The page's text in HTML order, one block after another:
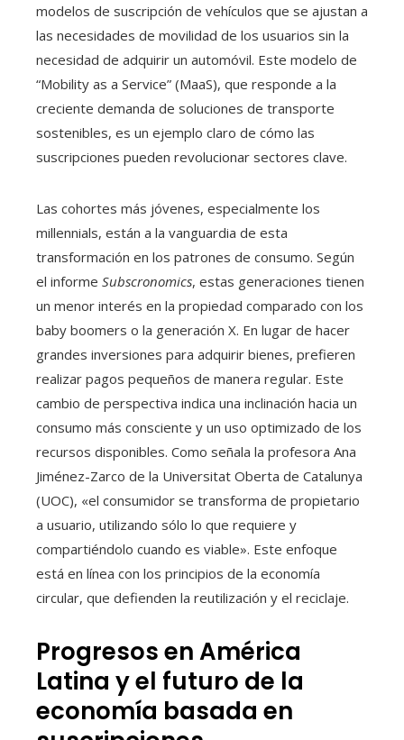
modelos de suscripción de vehículos que se ajustan a
las necesidades de movilidad de los usuarios sin la
necesidad de adquirir un automóvil. Este modelo de
“Mobility as a Service” (MaaS), que responde a la
creciente demanda de soluciones de transporte
sostenibles, es un ejemplo claro de cómo las
suscripciones pueden revolucionar sectores clave.
Las cohortes más jóvenes, especialmente los
millennials, están a la vanguardia de esta
transformación en los patrones de consumo. Según
el informe Subscronomics, estas generaciones tienen
un menor interés en la propiedad comparado con los
baby boomers o la generación X. En lugar de hacer
grandes inversiones para adquirir bienes, prefieren
realizar pagos pequeños de manera regular. Este
cambio de perspectiva indica una inclinación hacia un
consumo más consciente y un uso optimizado de los
recursos disponibles. Como señala la profesora Ana
Jiménez-Zarco de la Universitat Oberta de Catalunya
(UOC), «el consumidor se transforma de propietario
a usuario, utilizando sólo lo que requiere y
compartiéndolo cuando es viable». Este enfoque
está en línea con los principios de la economía
circular, que defienden la reutilización y el reciclaje.
Progresos en América
Latina y el futuro de la
economía basada en